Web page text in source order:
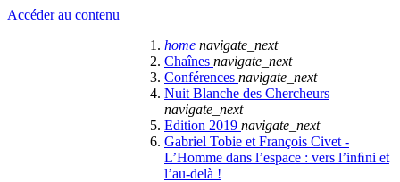
Accéder au contenu
home navigate_next
Chaînes navigate_next
Conférences navigate_next
Nuit Blanche des Chercheurs
navigate_next
Edition 2019 navigate_next
Gabriel Tobie et François Civet -
L’Homme dans l’espace : vers l’inﬁni et
l’au-delà !